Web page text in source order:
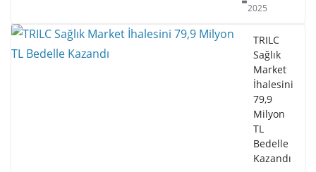
2025
TRILC
Sağlık
Market
İhalesini
79,9
Milyon
TL
Bedelle
Kazandı